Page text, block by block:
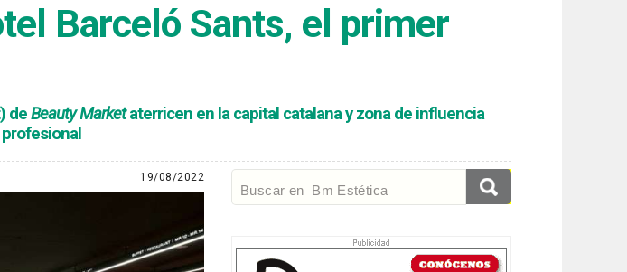
Barceló Sants, el primer
deBeauty Marketaterricen en la capital catalana y zona de influencia
19/08/2022